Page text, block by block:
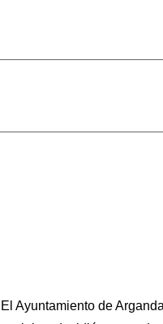
El Ayuntamiento de